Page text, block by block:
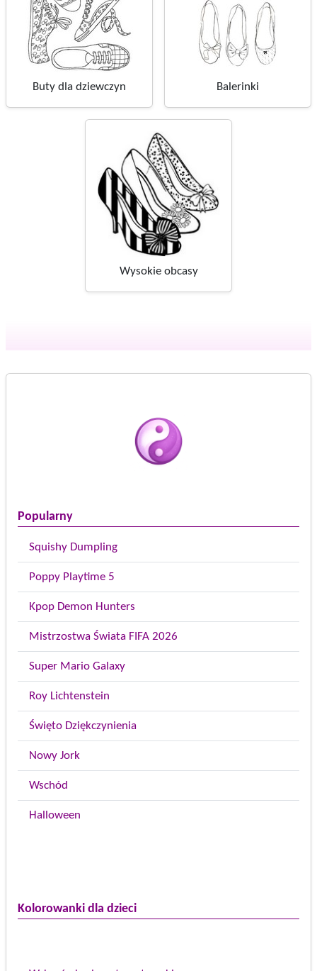
Popularny
Squishy Dumpling
Poppy Playtime 5
Kpop Demon Hunters
Mistrzostwa Świata FIFA 2026
Super Mario Galaxy
Roy Lichtenstein
Święto Dziękczynienia
Nowy Jork
Wschód
Halloween
Kolorowanki dla dzieci
Buty dla dziewczyn Balerinki
Wysokie obcasy